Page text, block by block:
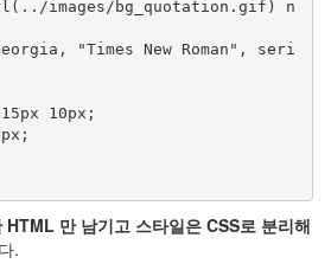
HTML 만 남기고 스타일은 CSS로 분리해
.